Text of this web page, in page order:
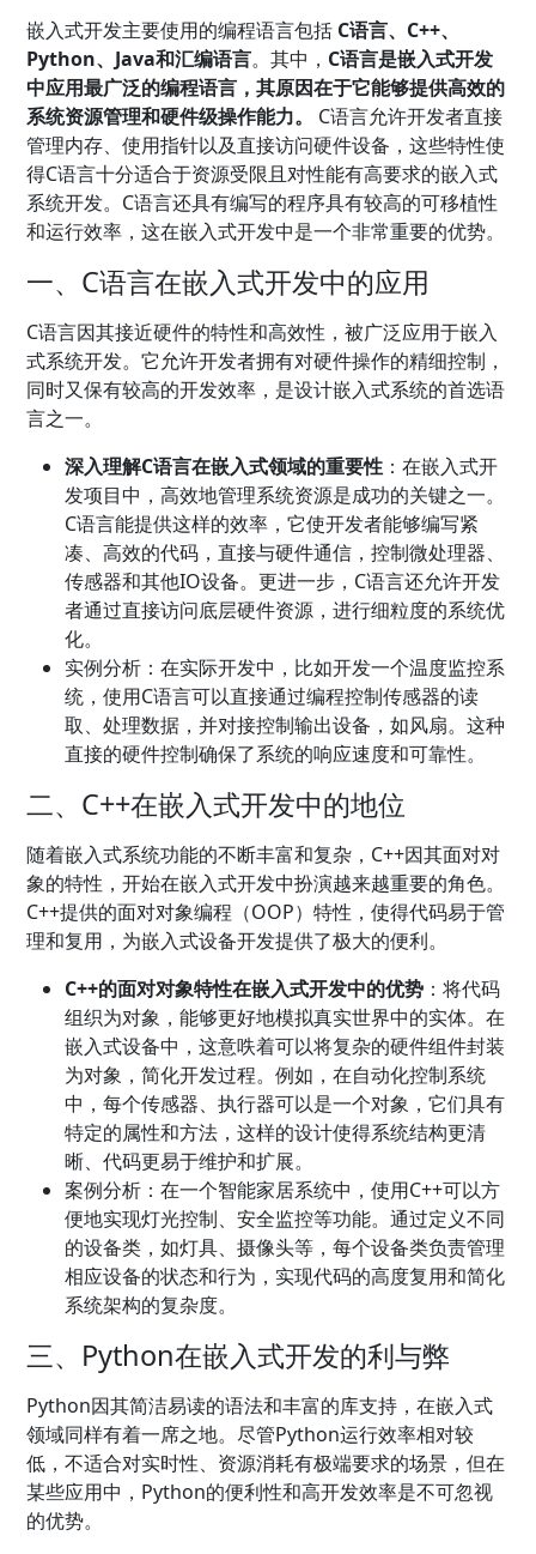
嵌入式开发主要使用的编程语言包括 C语言、C++、
Python、Java和汇编语言。其中， C语言是嵌入式开发
中应用最广泛的编程语言，其原因在于它能够提供高效的
系统资源管理和硬件级操作能力。
C语言允许开发者直接
管理内存、使用指针以及直接访问硬件设备，这些特性使
得C语言十分适合于资源受限且对性能有高要求的嵌入式
系统开发。C语言还具有编写的程序具有较高的可移植性
和运行效率，这在嵌入式开发中是一个非常重要的优势。
一、C语言在嵌入式开发中的应用
C语言因其接近硬件的特性和高效性，被广泛应用于嵌入
式系统开发。它允许开发者拥有对硬件操作的精细控制，
同时又保有较高的开发效率，是设计嵌入式系统的首选语
言之一。
深入理解C语言在嵌入式领域的重要性 ：在嵌入式开
发项目中，高效地管理系统资源是成功的关键之一。
C语言能提供这样的效率，它使开发者能够编写紧
凑、高效的代码，直接与硬件通信，控制微处理器、
传感器和其他IO设备。更进一步，C语言还允许开发
者通过直接访问底层硬件资源，进行细粒度的系统优
化。
实例分析：在实际开发中，比如开发一个温度监控系
统，使用C语言可以直接通过编程控制传感器的读
取、处理数据，并对接控制输出设备，如风扇。这种
直接的硬件控制确保了系统的响应速度和可靠性。
二、C++在嵌入式开发中的地位
随着嵌入式系统功能的不断丰富和复杂，C++因其面对对
象的特性，开始在嵌入式开发中扮演越来越重要的角色。
C++提供的面对对象编程（OOP）特性，使得代码易于管
理和复用，为嵌入式设备开发提供了极大的便利。
C++的面对对象特性在嵌入式开发中的优势 ：将代码
组织为对象，能够更好地模拟真实世界中的实体。在
嵌入式设备中，这意呹着可以将复杂的硬件组件封装
为对象，简化开发过程。例如，在自动化控制系统
中，每个传感器、执行器可以是一个对象，它们具有
特定的属性和方法，这样的设计使得系统结构更清
晰、代码更易于维护和扩展。
案例分析：在一个智能家居系统中，使用C++可以方
便地实现灯光控制、安全监控等功能。通过定义不同
的设备类，如灯具、摄像头等，每个设备类负责管理
相应设备的状态和行为，实现代码的高度复用和简化
系统架构的复杂度。
三、Python在嵌入式开发的利与弊
Python因其简洁易读的语法和丰富的库支持，在嵌入式
领域同样有着一席之地。尽管Python运行效率相对较
低，不适合对实时性、资源消耗有极端要求的场景，但在
某些应用中，Python的便利性和高开发效率是不可忽视
的优势。